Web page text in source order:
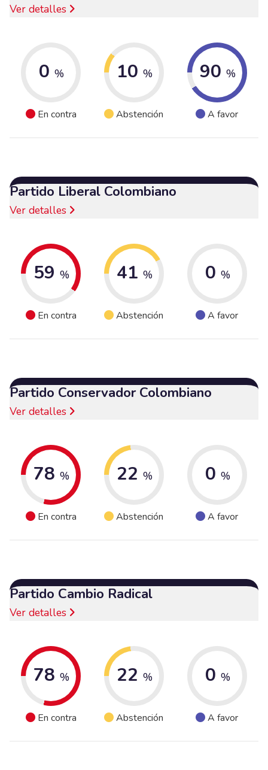
Ver detalles
0 %
En contra
10 %
Abstención
90 %
A favor
Partido Liberal Colombiano
Ver detalles
59 %
En contra
41 %
Abstención
0 %
A favor
Partido Conservador Colombiano
Ver detalles
78 %
En contra
22 %
Abstención
0 %
A favor
Partido Cambio Radical
Ver detalles
78 %
En contra
22 %
Abstención
0 %
A favor